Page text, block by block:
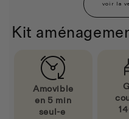
voir la
Kit
Amovible
en 5 min
seul-e